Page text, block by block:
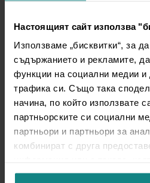
Настоящият сайт използва
Използваме „бисквитки“, за
съдържанието и рекламите,
функции на социални медии и
трафика си. Също така
начина, по който използвате
партньорските си социални
партньори и партньори за
комбинират с друга
ползването от Ваша страна